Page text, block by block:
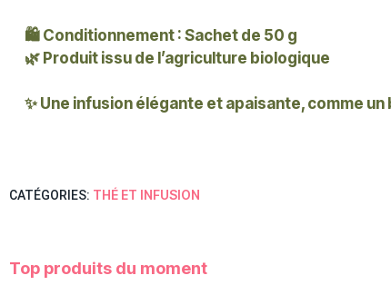
🛍️ Conditionnement : Sachet de 50 g
🌿 Produit issu de l’agriculture biologique
✨ Une infusion élégante et apaisante, comme
CATÉGORIES: THÉ ET INFUSION
Top produits du moment